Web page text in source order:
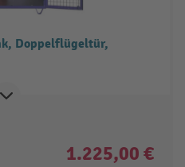
Doppelflügeltür,
1.225,00 €